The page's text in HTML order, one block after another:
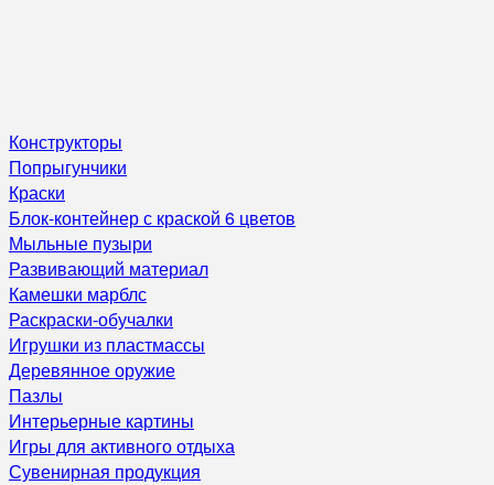
Конструкторы
Попрыгунчики
Краски
Блок-контейнер с краской 6 цветов
Мыльные пузыри
Развивающий материал
Камешки марблс
Раскраски-обучалки
Игрушки из пластмассы
Деревянное оружие
Пазлы
Интерьерные картины
Игры для активного отдыха
Сувенирная продукция